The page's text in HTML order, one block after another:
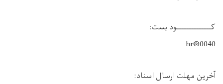
کــــــــــــــود بست:
hr@0040
آخرین مهلت ارسال اسناد: